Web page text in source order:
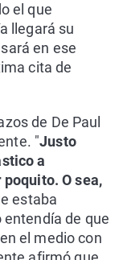
el que
llegará su
en ese
cita de
de De Paul
"Justo
a
O sea,
estaba
de que
el medio con